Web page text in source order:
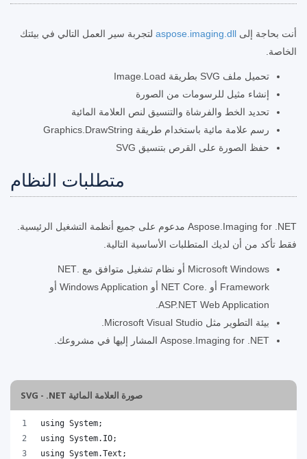
أنت بحاجة إلى aspose.imaging.dll لتجربة سير العمل التالي في بيئتك
الخاصة.
تحميل ملف SVG بطريقة Image.Load
إنشاء مثيل للرسومات من الصورة
تحديد الخط والفرشاة والتنسيق لنص العلامة المائية
رسم علامة مائية باستخدام طريقة Graphics.DrawString
حفظ الصورة على القرص بتنسيق SVG
متطلبات النظام
Aspose.Imaging for .NET مدعوم على جميع أنظمة التشغيل الرئيسية.
فقط تأكد من أن لديك المتطلبات الأساسية التالية.
Microsoft Windows أو نظام تشغيل متوافق مع .NET
Framework أو .NET Core أو Windows Application أو
ASP.NET Web Application.
بيئة التطوير مثل Microsoft Visual Studio.
Aspose.Imaging for .NET المشار إليها في مشروعك.
صورة العلامة المائية SVG - .NET